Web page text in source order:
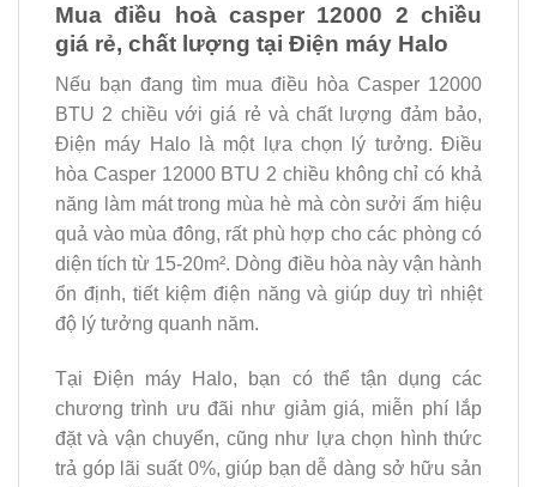
Mua điều hoà casper 12000 2 chiều
giá rẻ, chất lượng tại Điện máy Halo
Nếu bạn đang tìm mua điều hòa Casper 12000
BTU 2 chiều với giá rẻ và chất lượng đảm bảo,
Điện máy Halo là một lựa chọn lý tưởng. Điều
hòa Casper 12000 BTU 2 chiều không chỉ có khả
năng làm mát trong mùa hè mà còn sưởi ấm hiệu
quả vào mùa đông, rất phù hợp cho các phòng có
diện tích từ 15-20m². Dòng điều hòa này vận hành
ổn định, tiết kiệm điện năng và giúp duy trì nhiệt
độ lý tưởng quanh năm.
Tại Điện máy Halo, bạn có thể tận dụng các
chương trình ưu đãi như giảm giá, miễn phí lắp
đặt và vận chuyển, cũng như lựa chọn hình thức
trả góp lãi suất 0%, giúp bạn dễ dàng sở hữu sản